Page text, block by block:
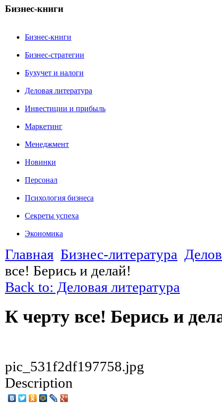
Бизнес-книги
Бизнес-книги
Бизнес-стратегии
Бухучет и налоги
Деловая литература
Инвестиции и прибыль
Маркетинг
Менеджмент
Новинки
Персонал
Психология бизнеса
Секреты успеха
Экономика
Главная Бизнес-литература
все! Берись и делай!
Back to: Деловая литература
К черту все! Берись и
pic_531f2df197758.jpg
Description